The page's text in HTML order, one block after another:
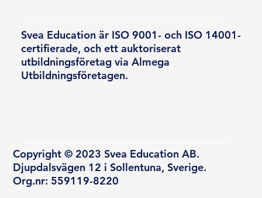
Svea Education är ISO 9001- och ISO 14001-
certifierade, och ett auktoriserat
utbildningsföretag via Almega
Utbildningsföretagen.
Copyright © 2023 Svea Education AB.
Djupdalsvägen 12 i Sollentuna, Sverige.
Org.nr: 559119-8220